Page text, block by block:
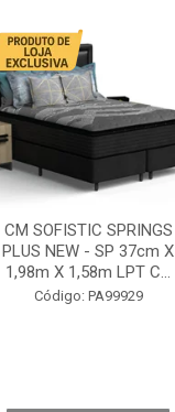
CM SOFISTIC SPRINGS
PLUS NEW - SP 37cm X
1,98m X 1,58m LPT C...
Código: PA99929